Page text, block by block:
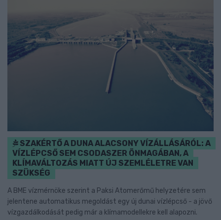
SZAKÉRTŐ A DUNA ALACSONY VÍZÁLLÁSÁRÓL: A
VÍZLÉPCSŐ SEM CSODASZER ÖNMAGÁBAN, A
KLÍMAVÁLTOZÁS MIATT ÚJ SZEMLÉLETRE VAN
SZÜKSÉG
A BME vízmérnöke szerint a Paksi Atomerőmű helyzetére sem
jelentene automatikus megoldást egy új dunai vízlépcső - a jövő
vízgazdálkodását pedig már a klímamodellekre kell alapozni.